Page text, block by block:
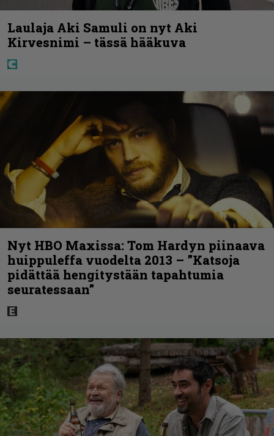
Laulaja Aki Samuli on nyt Aki
Kirvesnimi – tässä hääkuva
Nyt HBO Maxissa: Tom Hardyn piinaava
huippuleffa vuodelta 2013 – ”Katsoja
pidättää hengitystään tapahtumia
seuratessaan”